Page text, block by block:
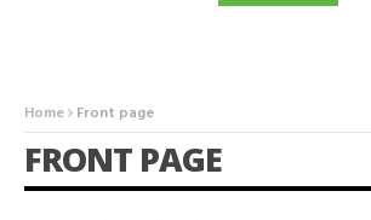
Home Front page
FRONT PAGE